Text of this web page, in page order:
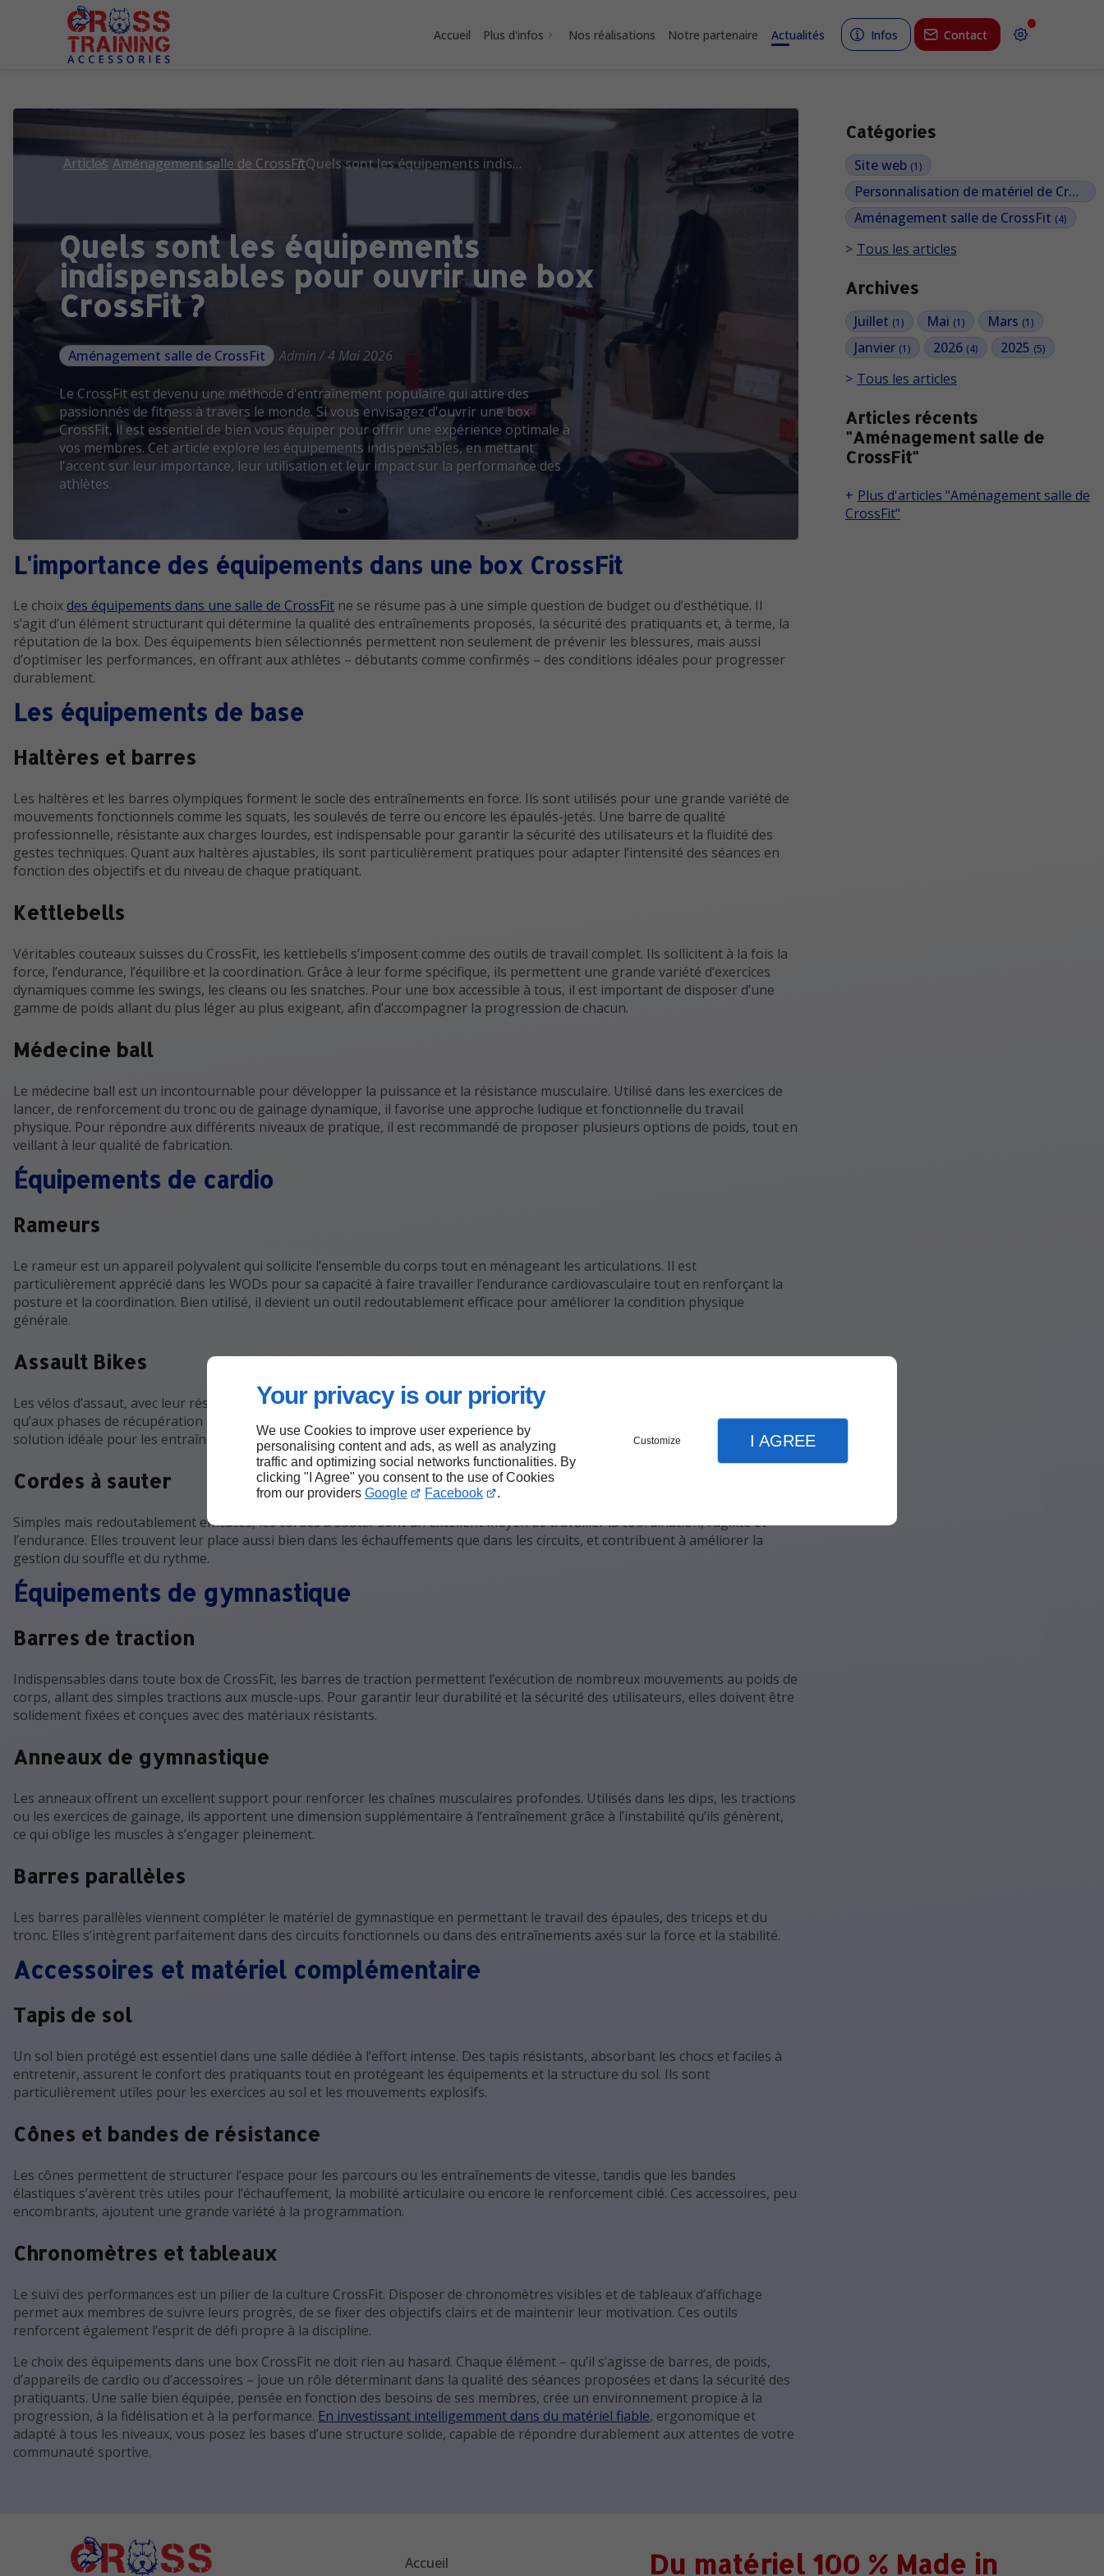
Your privacy is our priority
We use Cookies to improve user experience by
personalising content and ads, as well as analyzing
traffic and optimizing social networks functionalities. By
clicking "I Agree" you consent to the use of Cookies
from our providers Google Facebook .
Customize I AGREE
Accueil Plus d'infos Nos réalisations Notre partenaire Actualités Infos Contact
Catégories
Site web (1)
Personnalisation de matériel de CrossFit
Aménagement salle de CrossFit (4)
Tous les articles
Archives
Juillet (1) Mai (1) Mars (1)
Janvier (1) 2026 (4) 2025 (5)
Tous les articles
Articles récents
"Aménagement salle de
CrossFit"
Plus d'articles "Aménagement salle de
CrossFit"
Articles Aménagement salle de CrossFit Quels sont les équipements indispensables pour ouvrir une box CrossFit ?
Quels sont les équipements
indispensables pour ouvrir une box
CrossFit ?
Aménagement salle de CrossFit Admin / 4 Mai 2026
Le CrossFit est devenu une méthode d'entraînement populaire qui attire des
passionnés de fitness à travers le monde. Si vous envisagez d'ouvrir une box
CrossFit, il est essentiel de bien vous équiper pour offrir une expérience optimale à
vos membres. Cet article explore les équipements indispensables, en mettant
l'accent sur leur importance, leur utilisation et leur impact sur la performance des
athlètes.
L'importance des équipements dans une box CrossFit
Le choixdes équipements dans une salle de CrossFit ne se résume pas à une simple question de budget ou d’esthétique. Il
s’agit d’un élément structurant qui détermine la qualité des entraînements proposés, la sécurité des pratiquants et, à terme, la
réputation de la box. Des équipements bien sélectionnés permettent non seulement de prévenir les blessures, mais aussi
d’optimiser les performances, en offrant aux athlètes – débutants comme confirmés – des conditions idéales pour progresser
durablement.
Les équipements de base
Haltères et barres
Les haltères et les barres olympiques forment le socle des entraînements en force. Ils sont utilisés pour une grande variété de
mouvements fonctionnels comme les squats, les soulevés de terre ou encore les épaulés-jetés. Une barre de qualité
professionnelle, résistante aux charges lourdes, est indispensable pour garantir la sécurité des utilisateurs et la fluidité des
gestes techniques. Quant aux haltères ajustables, ils sont particulièrement pratiques pour adapter l’intensité des séances en
fonction des objectifs et du niveau de chaque pratiquant.
Kettlebells
Véritables couteaux suisses du CrossFit, les kettlebells s’imposent comme des outils de travail complet. Ils sollicitent à la fois la
force, l’endurance, l’équilibre et la coordination. Grâce à leur forme spécifique, ils permettent une grande variété d’exercices
dynamiques comme les swings, les cleans ou les snatches. Pour une box accessible à tous, il est important de disposer d’une
gamme de poids allant du plus léger au plus exigeant, afin d’accompagner la progression de chacun.
Médecine ball
Le médecine ball est un incontournable pour développer la puissance et la résistance musculaire. Utilisé dans les exercices de
lancer, de renforcement du tronc ou de gainage dynamique, il favorise une approche ludique et fonctionnelle du travail
physique. Pour répondre aux différents niveaux de pratique, il est recommandé de proposer plusieurs options de poids, tout en
veillant à leur qualité de fabrication.
Équipements de cardio
Rameurs
Le rameur est un appareil polyvalent qui sollicite l’ensemble du corps tout en ménageant les articulations. Il est
particulièrement apprécié dans les WODs pour sa capacité à faire travailler l’endurance cardiovasculaire tout en renforçant la
posture et la coordination. Bien utilisé, il devient un outil redoutablement efficace pour améliorer la condition physique
générale.
Assault Bikes
Les vélos d’assaut, avec leur résistance à air, offrent une intensité modulable qui convient aussi bien aux séances de fractionné
qu’aux phases de récupération active. Ils permettent de solliciter simultanément le haut et le bas du corps, et constituent une
solution idéale pour les entraînements à haute intensité.
Cordes à sauter
Simples mais redoutablement efficaces, les cordes à sauter sont un excellent moyen de travailler la coordination, l’agilité et
l’endurance. Elles trouvent leur place aussi bien dans les échauffements que dans les circuits, et contribuent à améliorer la
gestion du souffle et du rythme.
Équipements de gymnastique
Barres de traction
Indispensables dans toute box de CrossFit, les barres de traction permettent l’exécution de nombreux mouvements au poids de
corps, allant des simples tractions aux muscle-ups. Pour garantir leur durabilité et la sécurité des utilisateurs, elles doivent être
solidement fixées et conçues avec des matériaux résistants.
Anneaux de gymnastique
Les anneaux offrent un excellent support pour renforcer les chaînes musculaires profondes. Utilisés dans les dips, les tractions
ou les exercices de gainage, ils apportent une dimension supplémentaire à l’entraînement grâce à l’instabilité qu’ils génèrent,
ce qui oblige les muscles à s’engager pleinement.
Barres parallèles
Les barres parallèles viennent compléter le matériel de gymnastique en permettant le travail des épaules, des triceps et du
tronc. Elles s’intègrent parfaitement dans des circuits fonctionnels ou dans des entraînements axés sur la force et la stabilité.
Accessoires et matériel complémentaire
Tapis de sol
Un sol bien protégé est essentiel dans une salle dédiée à l’effort intense. Des tapis résistants, absorbant les chocs et faciles à
entretenir, assurent le confort des pratiquants tout en protégeant les équipements et la structure du sol. Ils sont
particulièrement utiles pour les exercices au sol et les mouvements explosifs.
Cônes et bandes de résistance
Les cônes permettent de structurer l’espace pour les parcours ou les entraînements de vitesse, tandis que les bandes
élastiques s’avèrent très utiles pour l’échauffement, la mobilité articulaire ou encore le renforcement ciblé. Ces accessoires, peu
encombrants, ajoutent une grande variété à la programmation.
Chronomètres et tableaux
Le suivi des performances est un pilier de la culture CrossFit. Disposer de chronomètres visibles et de tableaux d’affichage
permet aux membres de suivre leurs progrès, de se fixer des objectifs clairs et de maintenir leur motivation. Ces outils
renforcent également l’esprit de défi propre à la discipline.
Le choix des équipements dans une box CrossFit ne doit rien au hasard. Chaque élément – qu’il s’agisse de barres, de poids,
d’appareils de cardio ou d’accessoires – joue un rôle déterminant dans la qualité des séances proposées et dans la sécurité des
pratiquants. Une salle bien équipée, pensée en fonction des besoins de ses membres, crée un environnement propice à la
progression, à la fidélisation et à la performance. En investissant intelligemment dans du matériel fiable, ergonomique et
adapté à tous les niveaux, vous posez les bases d’une structure solide, capable de répondre durablement aux attentes de votre
communauté sportive.
Accueil
Du matériel 100 % Made in